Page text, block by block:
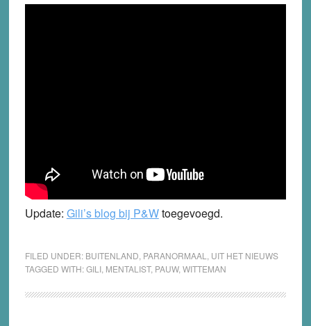
Update: Gili’s blog bij P&Wtoegevoegd.
FILED UNDER: BUITENLAND PARANORMAAL
UIT HET NIEUWS
TAGGED WITH:GILI, MENTALIST, PAUW, WITTEMAN